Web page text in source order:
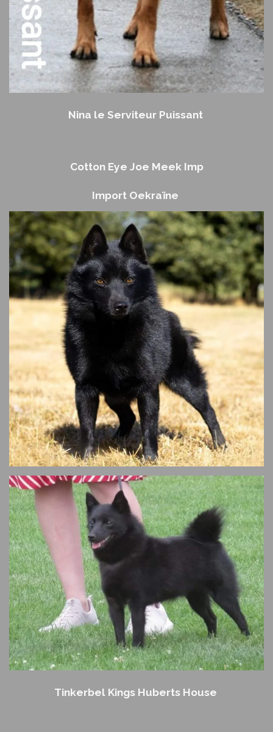
Nina le Serviteur Puissant
Cotton Eye Joe Meek Imp
Import Oekraïne
Tinkerbel Kings Huberts House